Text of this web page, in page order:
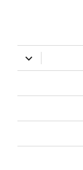
הצג
תפריט